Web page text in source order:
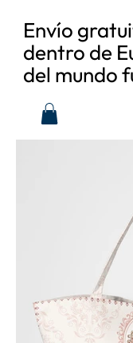
Envío
dentro de
del mundo